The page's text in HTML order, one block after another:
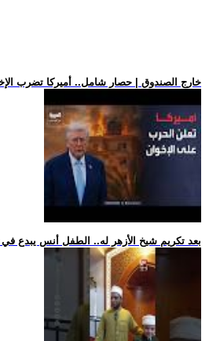
.. خارج الصندوق | حصار شامل.. أميركا تضرب
.. بعد تكريم شيخ الأزهر له.. الطفل أنس يبدع في